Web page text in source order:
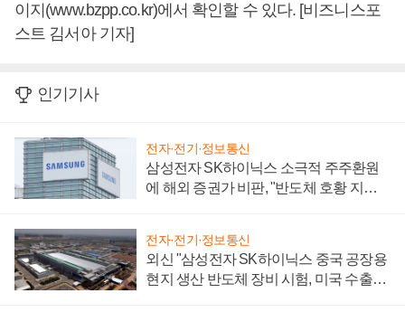
이지(www.bzpp.co.kr)에서 확인할 수 있다. [비즈니스포
스트 김서아 기자]
인기기사
전자·전기·정보통신
삼성전자 SK하이닉스 소극적 주주환원
에 해외 증권가 비판, "반도체 호황 지속
전자·전기·정보통신
외신 "삼성전자 SK하이닉스 중국 공장용
현지 생산 반도체 장비 시험, 미국 수출통